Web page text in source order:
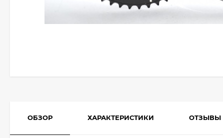
ОБЗОР ХАРАКТЕРИСТИКИ ОТЗЫВЫ